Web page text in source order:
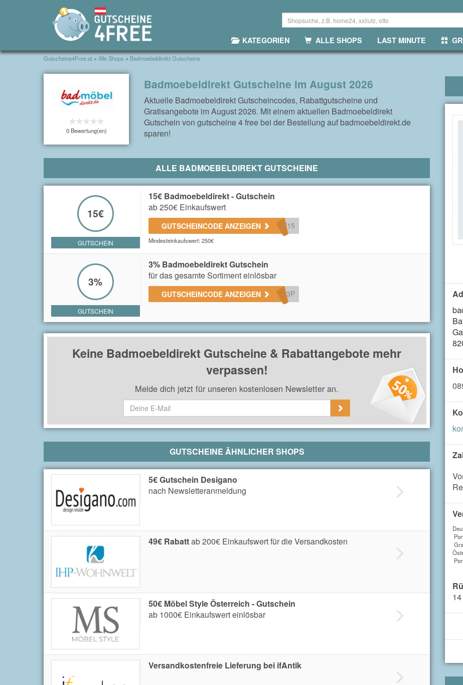
KATEGORIEN ALLE SHOPS LAST MINUTE
Gutscheine4Free.at » Alle Shops » Badmoebeldirekt Gutscheine
0 Bewertung(en)
Badmoebeldirekt Gutscheine im August 2026
Aktuelle Badmoebeldirekt Gutscheincodes, Rabattgutscheine und
Gratisangebote im August 2026. Mit einem aktuellen Badmoebeldirekt
Gutschein von gutscheine 4 free bei der Bestellung auf badmoebeldirekt.de
sparen!
ALLE BADMOEBELDIREKT GUTSCHEINE
15€
GUTSCHEIN
15€ Badmoebeldirekt - Gutschein
ab 250€ Einkaufswert
GUTSCHEINCODE ANZEIGEN l15
Mindesteinkaufswert: 250€
3%
GUTSCHEIN
3% Badmoebeldirekt Gutschein
für das gesamte Sortiment einlösbar
GUTSCHEINCODE ANZEIGEN t3P
Keine Badmoebeldirekt Gutscheine & Rabattangebote mehr
verpassen!
Melde dich jetzt für unseren kostenlosen Newsletter an.
GUTSCHEINE ÄHNLICHER SHOPS
5€ Gutschein Desigano
nach Newsletteranmeldung
49€ Rabattab 200€ Einkaufswert für die Versandkosten
50€ Möbel Style Österreich - Gutschein
ab 1000€ Einkaufswert einlösbar
Versandkostenfreie Lieferung bei ifAntik